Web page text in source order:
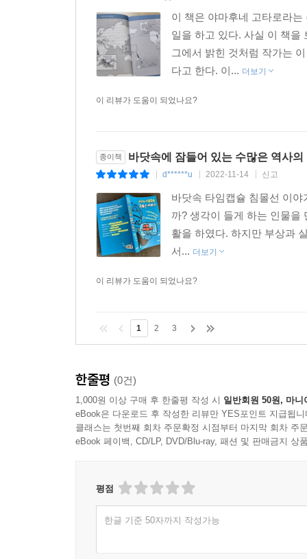
《바닷속 타임캡슐 침몰선 이야기》 마지막 장
미크로네시아 연방, 오스트레일리아에서 중요하
유적이다. 특히 미크로네시아 연방의 추크제도
수많은 다이버가 방문하는 곳이다.
400기가 파괴되어 전쟁 유적이 되었다. 미크로
익숙하지만 수중 유적이나 문화유산을 관리하
전쟁 유적을 다음 세대에 남기려고 노력하는 미
유적은 대부분 폐허가 되어 잊히고 있기 때문이
하다. 그러나 이 순간에도 세계의 많은 수중 유적
다이너마이트 등을 사용해 침몰선을 산산조각
저자는 에필로그에서 독자들이 수중 고고학에
바란다고도 한다. 한 사람이라도 더 수중 고고학
채울 수 있을 것이다.
이 책은 야마후네 고타로라
일을 하고 있다. 사실 이 책을
그에서 밝힌 것처럼 작가는
다고 한다. 이... 더보기
이 리뷰가 도움이 되었나요?
종이책 바닷속에 잠들어 있는 수많은 역사
d******u 2022-11-14 신고
바닷속 타임캡슐 침몰선 이
까? 생각이 들게 하는 인물을
활을 하였다. 하지만 부상과
서... 더보기
이 리뷰가 도움이 되었나요?
1 2 3
한줄평 (0건)
1,000원 이상 구매 후 한줄평 작성 시 일반회원 50원, 마니
eBook은 다운로드 후 작성한 리뷰만 YES포인트 지급됩니
클래스는 첫번째 회차 주문확정 시점부터 마지막 회차 주
eBook 페이백, CD/LP, DVD/Blu-ray, 패션 및 판매금지 상
평점
한글 기준 50자까지 작성가능